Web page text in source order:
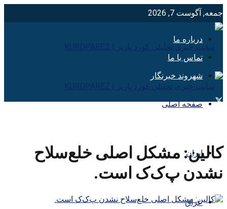
جمعه, آگوست 7, 2026
درباره ما
تماس با ما
شهروند خبرنگار
صفحه اصلی
ایران
عراق
کالین: مشکل اصلی خلع‌سلاح
نشدن پ‌ک‌ک است.